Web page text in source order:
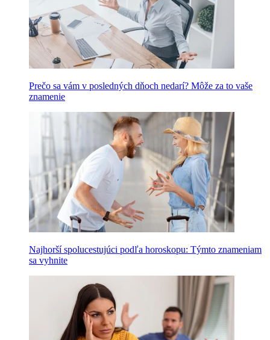
Prečo sa vám v posledných dňoch nedarí? Môže za to vaše
znamenie
Najhorší spolucestujúci podľa horoskopu: Týmto znameniam
sa vyhnite